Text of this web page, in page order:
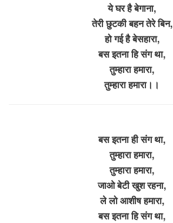
ये घर है बेगाना,
तेरी छुटकी बहन तेरे बिन,
हो गई है बेसहारा,
बस इतना हि संग था,
तुम्हारा हमारा,
तुम्हारा हमारा।।
बस इतना ही संग था,
तुम्हारा हमारा,
तुम्हारा हमारा,
जाओ बेटी खुश रहना,
ले लो आशीष हमारा,
बस इतना हि संग था,